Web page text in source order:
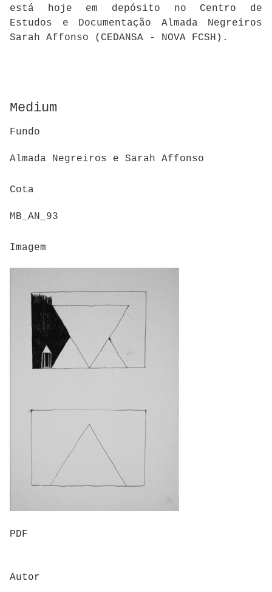
está hoje em depósito no Centro de
Estudos e Documentação Almada Negreiros
Sarah Affonso (CEDANSA - NOVA FCSH).
Medium
Fundo
Almada Negreiros e Sarah Affonso
Cota
MB_AN_93
Imagem
PDF
Autor